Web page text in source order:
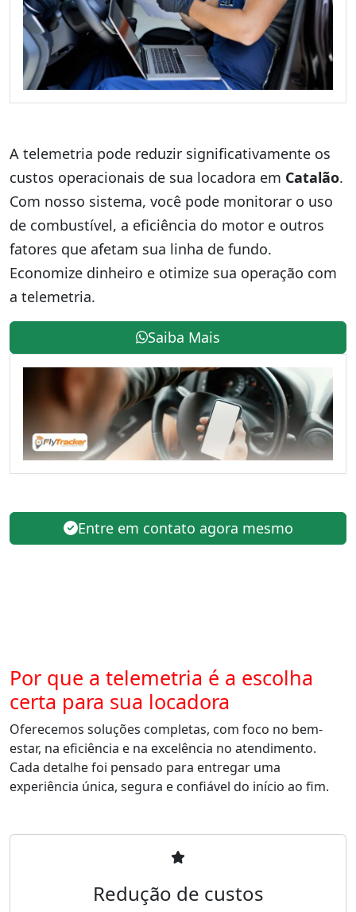
A telemetria pode reduzir significativamente os
custos operacionais de sua locadora em Catalão.
Com nosso sistema, você pode monitorar o uso
de combustível, a eficiência do motor e outros
fatores que afetam sua linha de fundo.
Economize dinheiro e otimize sua operação com
a telemetria.
Saiba Mais
Entre em contato agora mesmo
Por que a telemetria é a escolha
certa para sua locadora
Oferecemos soluções completas, com foco no bem-
estar, na eficiência e na excelência no atendimento.
Cada detalhe foi pensado para entregar uma
experiência única, segura e confiável do início ao fim.
Redução de custos